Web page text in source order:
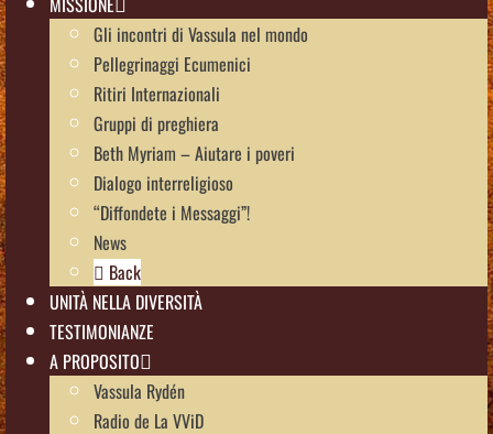
Gli incontri di Vassula nel mondo
Pellegrinaggi Ecumenici
Ritiri Internazionali
Gruppi di preghiera
Beth Myriam – Aiutare i poveri
Dialogo interreligioso
“Diffondete i Messaggi”!
News
Back
UNITÀ NELLA DIVERSITÀ
TESTIMONIANZE
A PROPOSITO
Vassula Rydén
Radio de La VViD